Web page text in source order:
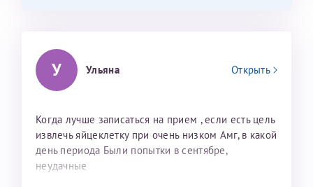
У Ульяна Открыть
Когда лучше записаться на прием , если есть цель
извлечь яйцеклетку при очень низком Амг, в какой
день периода Были попытки в сентябре,
неудачные